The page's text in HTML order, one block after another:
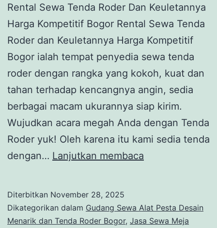
Rental Sewa Tenda Roder Dan Keuletannya
Harga Kompetitif Bogor Rental Sewa Tenda
Roder dan Keuletannya Harga Kompetitif
Bogor ialah tempat penyedia sewa tenda
roder dengan rangka yang kokoh, kuat dan
tahan terhadap kencangnya angin, sedia
berbagai macam ukurannya siap kirim.
Wujudkan acara megah Anda dengan Tenda
Roder yuk! Oleh karena itu kami sedia tenda
dengan… Lanjutkan membaca
Roder
Dan
Diterbitkan November 28, 2025
Dikategorikan dalam Gudang Sewa Alat Pesta Desain
Menarik dan Tenda Roder Bogor, Jasa Sewa Meja